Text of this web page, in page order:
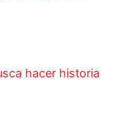
hacer historia